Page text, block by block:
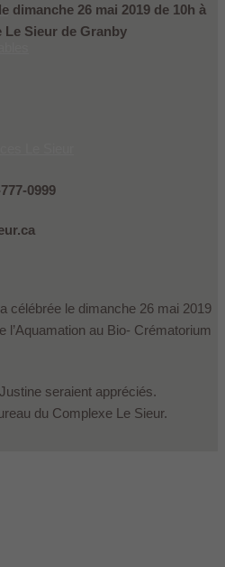
Le Sieur
dimanche 26 mai 2019 de 10h à
Le Sieur de Granby
0999
célébrée le dimanche 26 mai 2019
l’Aquamation au Bio- Crématorium
seraient appréciés.
du Complexe Le Sieur.